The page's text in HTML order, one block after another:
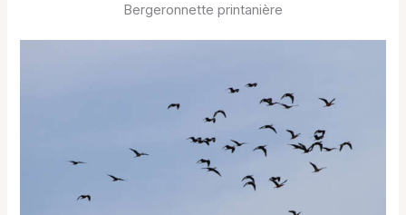
Bergeronnette printanière